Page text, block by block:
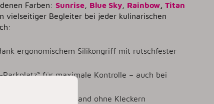
Farben: Sunrise Blue Sky Rainbow Titan
vielseitiger Begleiter bei jeder kulinarischen
ergonomischem Silikongriff mit rutschfester
für maximale Kontrolle – auch bei
praktischem Schüttrand ohne Kleckern